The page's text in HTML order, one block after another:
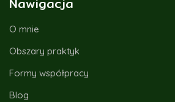
O mnie
Obszary praktyk
Formy współpracy
Blog